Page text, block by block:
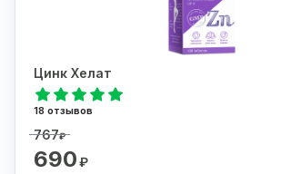
Цинк Хелат
18 отзывов
767₽
690₽